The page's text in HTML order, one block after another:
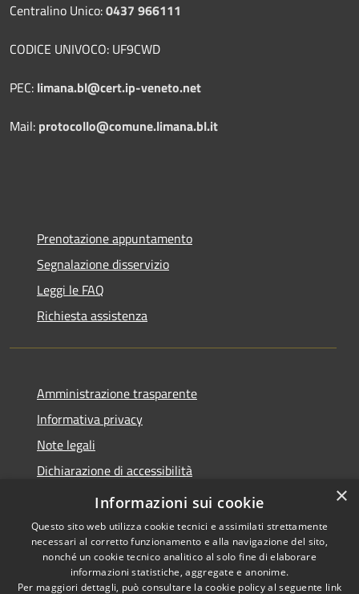
Centralino Unico:0437 966111
CODICE UNIVOCO: UF9CWD
PEC: limana.bl@cert.ip-veneto.net
Mail: protocollo@comune.limana.bl.it
Prenotazione appuntamento
Segnalazione disservizio
Leggi le FAQ
Richiesta assistenza
Amministrazione trasparente
Informativa privacy
Note legali
Dichiarazione di accessibilità
Moduli Privacy Amministrazione trasparente
Copyright © 2026 • Comune di
×
Informazioni sui cookie
Questo sito web utilizza cookie tecnici e assimilati strettamente
necessari al corretto funzionamento e alla navigazione del sito,
nonché un cookie tecnico analitico al solo fine di elaborare
informazioni statistiche, aggregate e anonime.
Per maggiori dettagli, può consultare la cookie policy al seguente link